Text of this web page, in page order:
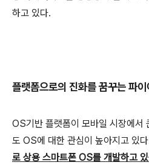
하고 있다.
플랫폼으로의 진화를 꿈꾸는 파
OS기반 플랫폼이 모바일 시장에서
도 OS에 대한 관심이 높아지고 있
로 상용 스마트폰 OS를 개발하고